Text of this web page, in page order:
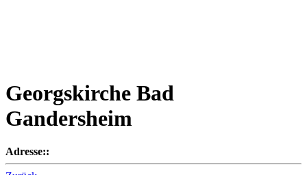
Georgskirche Bad
Gandersheim
Adresse::